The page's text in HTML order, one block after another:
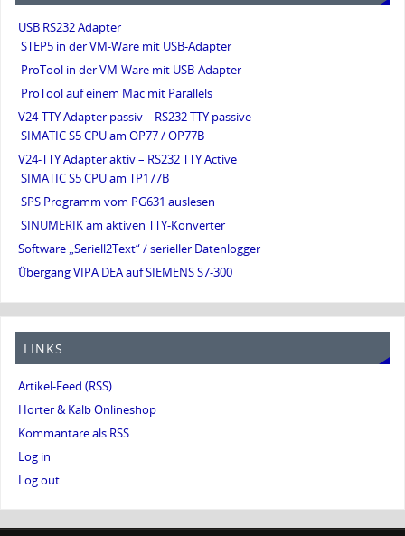
USB RS232 Adapter
STEP5 in der VM-Ware mit USB-Adapter
ProTool in der VM-Ware mit USB-Adapter
ProTool auf einem Mac mit Parallels
V24-TTY Adapter passiv – RS232 TTY passive
SIMATIC S5 CPU am OP77 / OP77B
V24-TTY Adapter aktiv – RS232 TTY Active
SIMATIC S5 CPU am TP177B
SPS Programm vom PG631 auslesen
SINUMERIK am aktiven TTY-Konverter
Software „Seriell2Text“ / serieller Datenlogger
Übergang VIPA DEA auf SIEMENS S7-300
LINKS
Artikel-Feed (RSS)
Horter & Kalb Onlineshop
Kommantare als RSS
Log in
Log out